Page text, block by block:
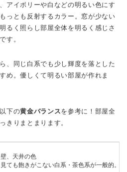
アイボリーや白などの明るい色にす
っとも反射するカラー。窓が少ない
るく照らし部屋全体を明るく感じさ
す。
、同じ白系でも少し輝度を落とした
め。優しくて明るい部屋が作れま
下の黄金バランスを参考に！部屋全
きりまとまります。
壁、天井の色
見ても飽きがこない白系・茶色系が一般的。